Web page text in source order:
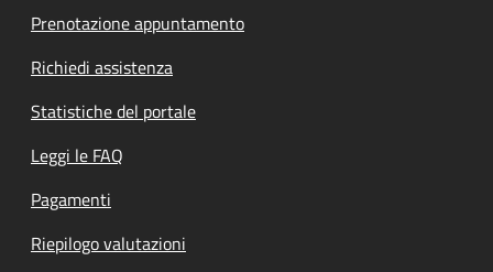
Prenotazione appuntamento
Richiedi assistenza
Statistiche del portale
Leggi le FAQ
Pagamenti
Riepilogo valutazioni